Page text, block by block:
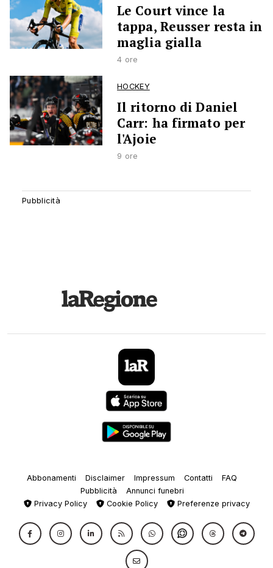
Le Court vince la
tappa, Reusser resta in
maglia gialla
4 ore
HOCKEY
Il ritorno di Daniel
Carr: ha firmato per
l'Ajoie
9 ore
Abbonamenti Disclaimer Impressum Contatti
FAQ
Pubblicità
Annunci funebri
Privacy Policy
Cookie Policy Preferenze privacy